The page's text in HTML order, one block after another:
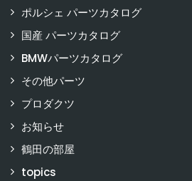
ポルシェ パーツカタログ
国産 パーツカタログ
BMWパーツカタログ
その他パーツ
プロダクツ
お知らせ
鶴田の部屋
topics